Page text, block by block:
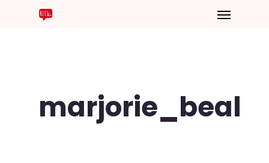
marjorie_beal